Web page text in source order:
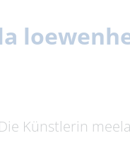
Künstlerin